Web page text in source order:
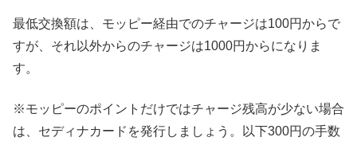
最低交換額は、モッピー経由でのチャージは100円からで
すが、それ以外からのチャージは1000円からになりま
す。
※モッピーのポイントだけではチャージ残高が少ない場合
は、セディナカードを発行しましょう。以下300円の手数